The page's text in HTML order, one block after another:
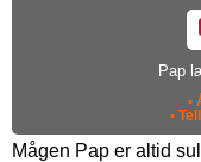
Pap
•
•
Mågen Pap er altid